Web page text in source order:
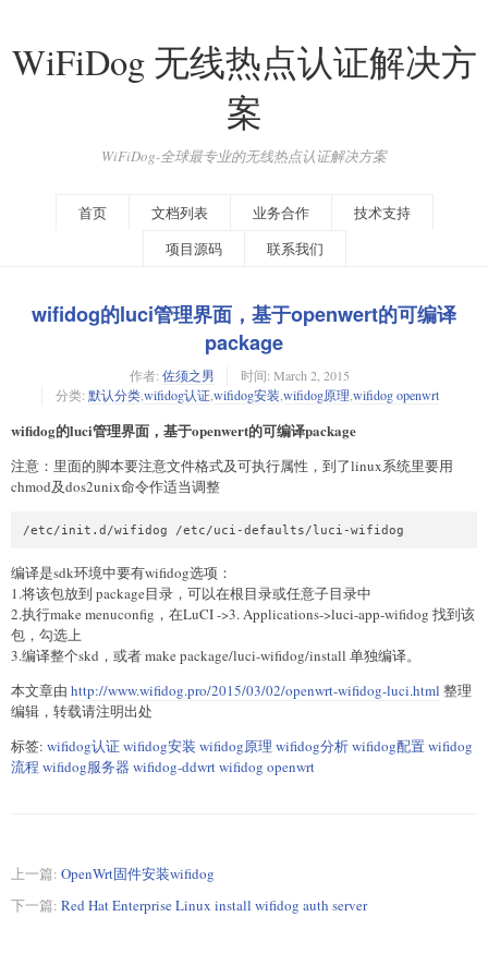
WiFiDog 无线热点认证解决方
案
WiFiDog-全球最专业的无线热点认证解决方案
首页 文档列表 业务合作
技术支持
项目源码
联系我们
wifidog的luci管理界面，基于openwert的可编译
package
作者: 佐须之男 时间: March 2, 2015
分类: 默认分类,wifidog认证,wifidog安装 wifidog原理 wifidog openwrt
wifidog的luci管理界面，基于openwert的可编译package
注意：里面的脚本要注意文件格式及可执行属性，到了linux系统里要用
chmod及dos2unix命令作适当调整
编译是sdk环境中要有wifidog选项：
1.将该包放到 package目录，可以在根目录或任意子目录中
2.执行make menuconfig，在LuCI ->3. Applications->luci-app-wifidog 找到该
包，勾选上
3.编译整个skd，或者 make package/luci-wifidog/install 单独编译。
本文章由 http://www.wifidog.pro/2015/03/02/openwrt-wifidog-luci.html 整理
编辑，转载请注明出处
标签: wifidog认证 wifidog安装 wifidog原理 wifidog分析 wifidog配置 wifidog
流程 wifidog服务器 wifidog-ddwrt wifidog openwrt
上一篇: OpenWrt固件安装wifidog
下一篇: Red Hat Enterprise Linux install wifidog auth server